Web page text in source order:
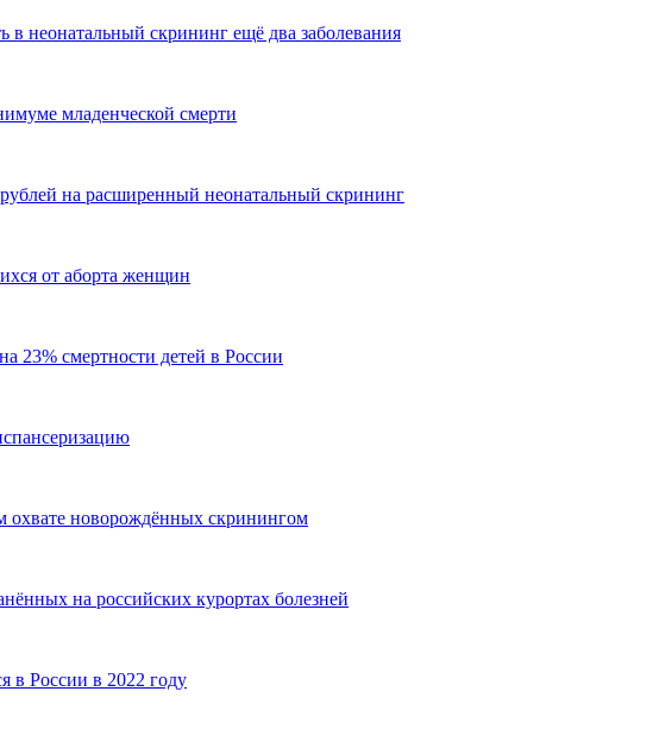
неонатальный скрининг ещё два заболевания
младенческой смерти
на расширенный неонатальный скрининг
от аборта женщин
смертности детей в России
охвате новорождённых скринингом
на российских курортах болезней
в России в 2022 году